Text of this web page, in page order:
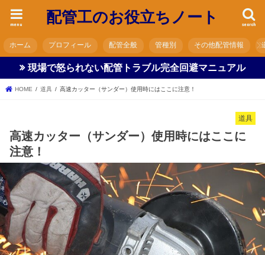
配管工のお役立ちノート search
menu
ホーム プロフィール 配管全般 管種別 その他配管情報
現場で怒られない配管トラブル完全回避マニュアル
HOME 道具 高速カッター（サンダー）使用時にはここに注意！
道具
高速カッター（サンダー）使用時にはここに
注意！